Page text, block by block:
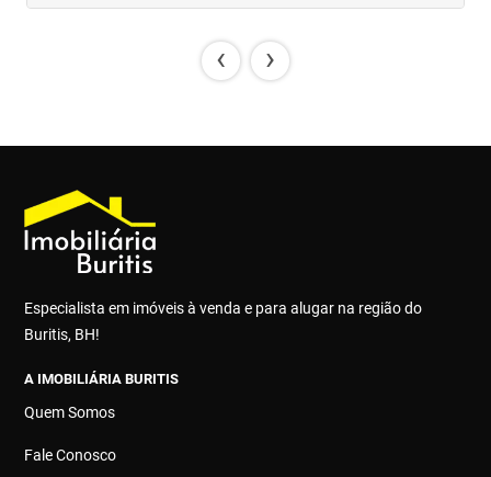
‹ ›
Especialista em imóveis à venda e para alugar na região do
Buritis, BH!
A IMOBILIÁRIA BURITIS
Quem Somos
Fale Conosco